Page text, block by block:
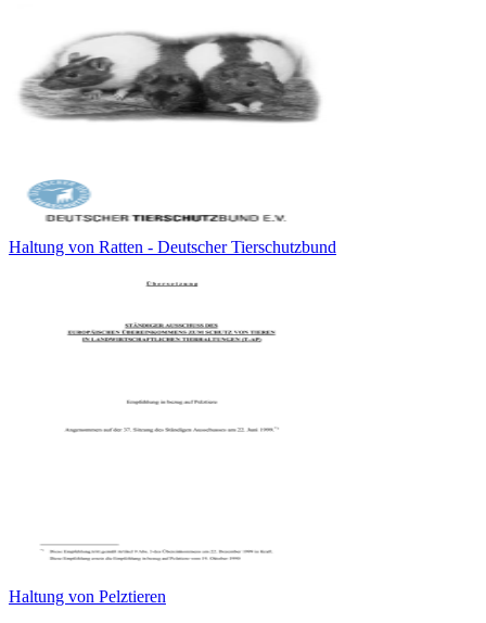
Haltung von Ratten - Deutscher Tierschutzbund
Haltung von Pelztieren